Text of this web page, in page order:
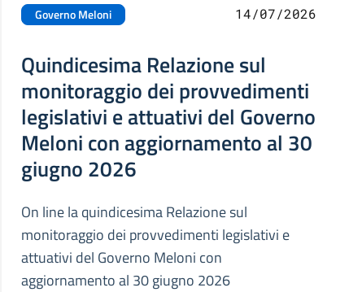
Governo Meloni 14/07/2026
Quindicesima Relazione sul
monitoraggio dei provvedimenti
legislativi e attuativi del Governo
Meloni con aggiornamento al 30
giugno 2026
On line la quindicesima Relazione sul
monitoraggio dei provvedimenti legislativi e
attuativi del Governo Meloni con
aggiornamento al 30 giugno 2026